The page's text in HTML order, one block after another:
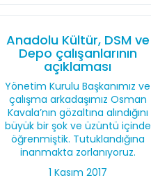
Anadolu Kültür, DSM ve
Depo çalışanlarının
açıklaması
Yönetim Kurulu Başkanımız ve
çalışma arkadaşımız Osman
Kavala’nın gözaltına alındığını
büyük bir şok ve üzüntü içinde
öğrenmiştik. Tutuklandığına
inanmakta zorlanıyoruz.
1 Kasım 2017